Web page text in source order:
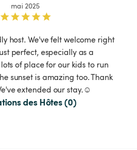
mai 2025
host. We've felt welcome right
perfect, especially as a
of place for our kids to run
sunset is amazing too. Thank
extended our stay.☺️
des Hôtes (0)